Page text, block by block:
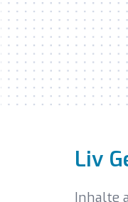
Liv
Inhalte